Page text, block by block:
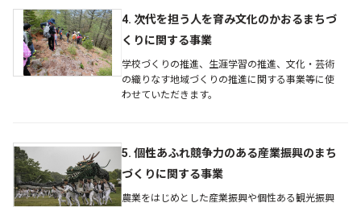
4. 次代を担う人を育み文化のかおるまちづ
くりに関する事業
学校づくりの推進、生涯学習の推進、文化・芸術
の織りなす地域づくりの推進に関する事業等に使
わせていただきます。
5. 個性あふれ競争力のある産業振興のまち
づくりに関する事業
農業をはじめとした産業振興や個性ある観光振興